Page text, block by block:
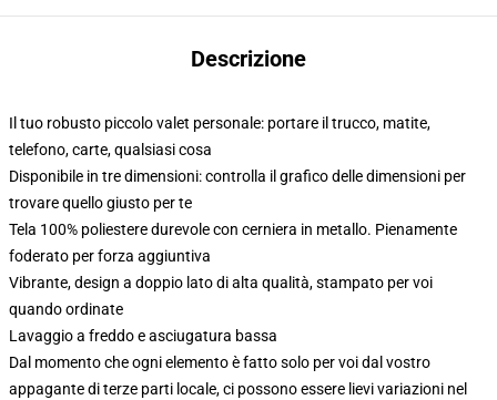
Descrizione
Il tuo robusto piccolo valet personale: portare il trucco, matite,
telefono, carte, qualsiasi cosa
Disponibile in tre dimensioni: controlla il grafico delle dimensioni per
trovare quello giusto per te
Tela 100% poliestere durevole con cerniera in metallo. Pienamente
foderato per forza aggiuntiva
Vibrante, design a doppio lato di alta qualità, stampato per voi
quando ordinate
Lavaggio a freddo e asciugatura bassa
Dal momento che ogni elemento è fatto solo per voi dal vostro
appagante di terze parti locale, ci possono essere lievi variazioni nel